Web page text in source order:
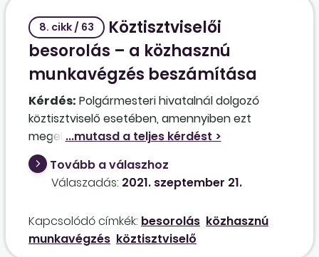
8. cikk / 63
Köztisztviselői
besorolás – a közhasznú
munkavégzés beszámítása
Kérdés: Polgármesteri hivatalnál dolgozó
köztisztviselő esetében, amennyiben ezt
megelőzően két évig (2006-2007) közhasznú
munkavállalói munkaszerződése volt
ugyanezen polgármesteri hivatallal, ez a két év
beleszámít-e a besorolásnál, illetve a jubileumi
Tovább a válaszhoz
Válaszadás: 2021. szeptember 21.
Kapcsolódó címkék: besorolás közhasznú
munkavégzés köztisztviselő